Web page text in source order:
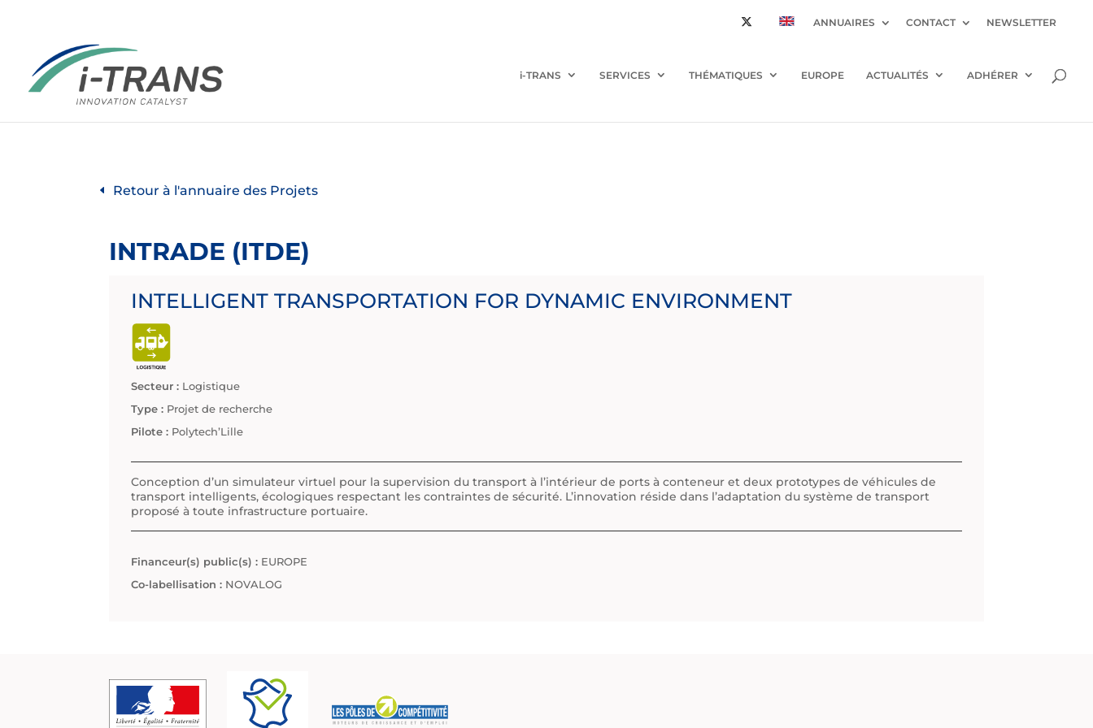
ANNUAIRES CONTACT NEWSLETTER
i-TRANS SERVICES THÉMATIQUES EUROPE ACTUALITÉS ADHÉRER
Retour à l'annuaire des Projets
INTRADE (ITDE)
INTELLIGENT TRANSPORTATION FOR DYNAMIC ENVIRONMENT
Secteur : Logistique
Type : Projet de recherche
Pilote : Polytech’Lille
Conception d’un simulateur virtuel pour la supervision du transport à l’intérieur de ports à conteneur et deux prototypes de véhicules de
transport intelligents, écologiques respectant les contraintes de sécurité. L’innovation réside dans l’adaptation du système de transport
proposé à toute infrastructure portuaire.
Financeur(s) public(s) : EUROPE
Co-labellisation : NOVALOG